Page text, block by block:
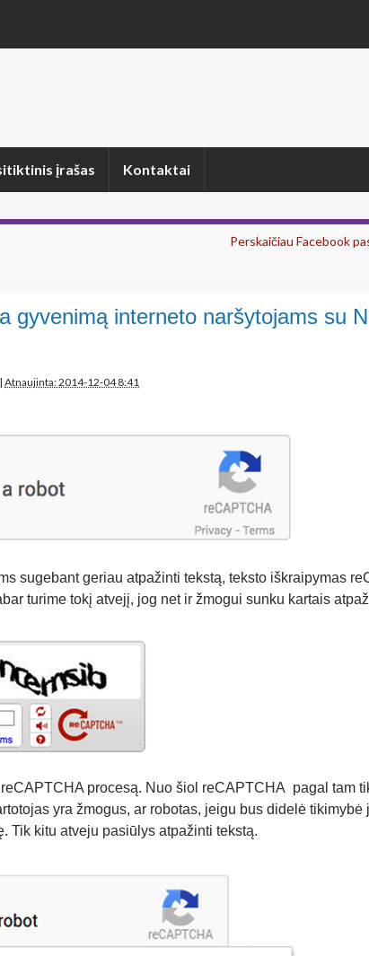
įrašas Kontaktai
Perskaičiau Facebook
gyvenimą interneto naršytojams su
| Atnaujinta: 2014-12-04 8:41
sugebant geriau atpažinti tekstą, teksto iškraipymas
turime tokį atvejį, jog net ir žmogui sunku kartais
procesą. Nuo šiol reCAPTCHA pagal tam
yra žmogus, ar robotas, jeigu bus didelė tikimybė
Tik kitu atveju pasiūlys atpažinti tekstą.